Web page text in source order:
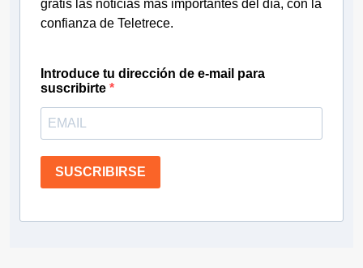
gratis las noticias más importantes del día, con la
confianza de Teletrece.
Introduce tu dirección de e-mail para
suscribirte
SUSCRIBIRSE